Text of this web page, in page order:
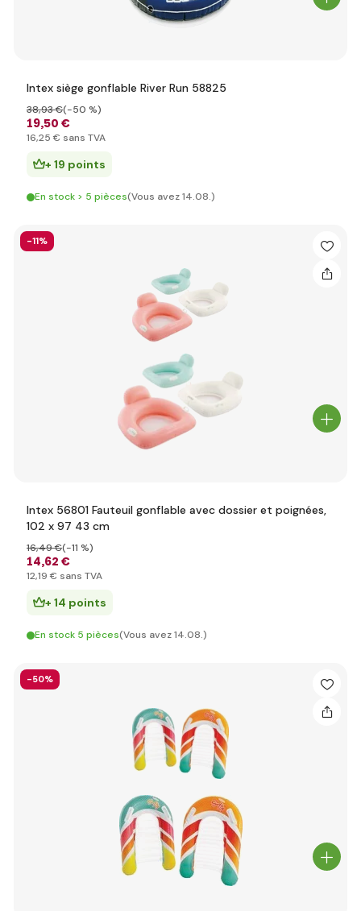
Intex siège gonflable River Run 58825
19,50 €
38,93 €(-50 %)
16,25 € sans TVA
+ 19 points
En stock > 5 pièces(Vous avez 14.08.)
-11%
Intex 56801 Fauteuil gonflable avec dossier et poignées,
102 x 97 43 cm
14,62 €
16,49 €(-11 %)
12,19 € sans TVA
+ 14 points
En stock 5 pièces(Vous avez 14.08.)
-50%